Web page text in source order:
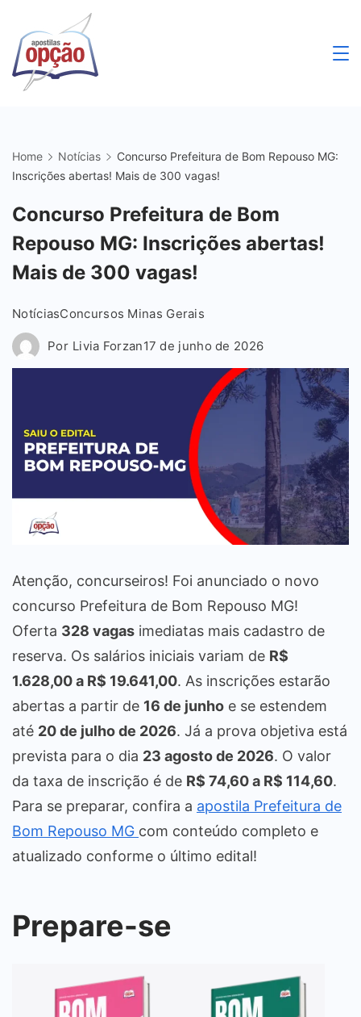
content
Home Notícias
Concurso Prefeitura de Bom Repouso MG:
Inscrições abertas! Mais de 300 vagas!
Concurso Prefeitura de Bom
Repouso MG: Inscrições abertas!
Mais de 300 vagas!
NotíciasConcursos Minas Gerais
Por Livia Forzan17 de junho de 2026
Atenção, concurseiros! Foi anunciado o novo
concurso Prefeitura de Bom Repouso MG!
Oferta 328 vagas imediatas mais cadastro de
reserva. Os salários iniciais variam de R$
1.628,00 a R$ 19.641,00. As inscrições estarão
abertas a partir de 16 de junho e se estendem
até 20 de julhode 2026. Já a prova objetiva está
prevista para o dia 23 agostode 2026. O valor
da taxa de inscrição é de R$ 74,60 a R$ 114,60.
Para se preparar, confira a apostila Prefeitura de
Bom Repouso MG com conteúdo completo e
atualizado conforme o último edital!
Prepare-se